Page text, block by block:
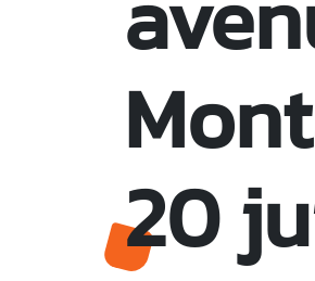
20